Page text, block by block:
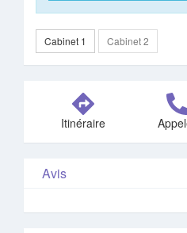
Cabinet 1 Cabinet 2
Itinéraire
Avis